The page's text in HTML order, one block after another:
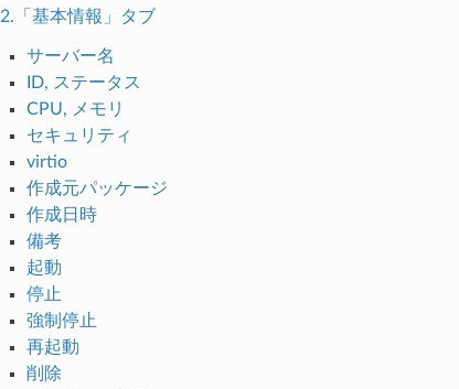
2.「基本情報」タブ
サーバー名
ID, ステータス
CPU, メモリ
セキュリティ
virtio
作成元パッケージ
作成日時
備考
起動
停止
強制停止
再起動
削除